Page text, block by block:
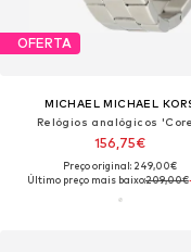
OFERTA
MICHAEL MICHAEL
Relógios analógicos
156,75€
Preço original: 249,00€
Último preço mais baixo:209,00€